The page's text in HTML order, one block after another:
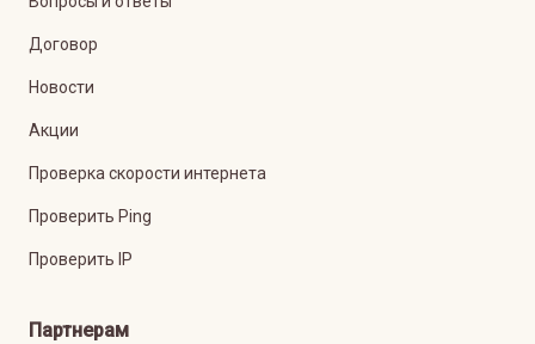
Договор
Новости
Акции
Проверка скорости интернета
Проверить Ping
Проверить IP
Партнерам